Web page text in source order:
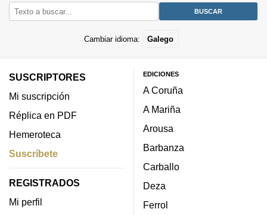
Cambiar idioma: Galego
SUSCRIPTORES
Mi suscripción
Réplica en PDF
Hemeroteca
Suscríbete
REGISTRADOS
Mi perfil
EDICIONES
A Coruña
A Mariña
Arousa
Barbanza
Carballo
Deza
Ferrol